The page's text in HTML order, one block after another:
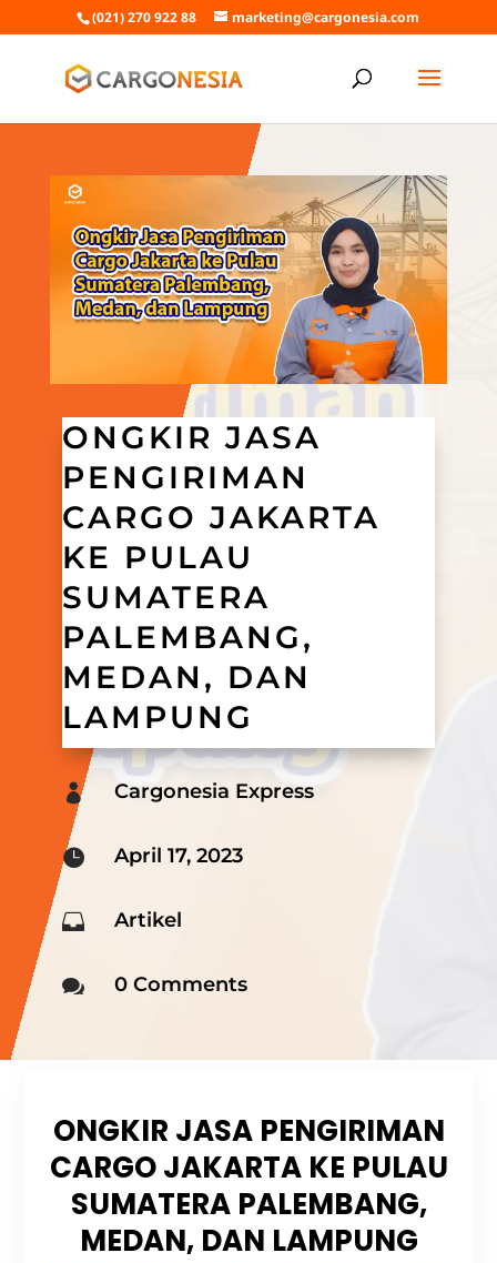
(021) 270 922 88 marketing@cargonesia.com
ONGKIR JASA
PENGIRIMAN
CARGO JAKARTA
KE PULAU
SUMATERA
PALEMBANG,
MEDAN, DAN
LAMPUNG
 Cargonesia Express
 April 17, 2023
 Artikel
 0 Comments
ONGKIR JASA PENGIRIMAN
CARGO JAKARTA KE PULAU
SUMATERA PALEMBANG,
MEDAN, DAN LAMPUNG